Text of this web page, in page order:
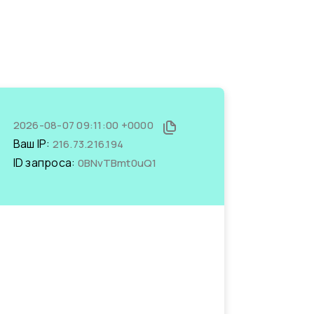
2026-08-07 09:11:00 +0000
Ваш IP: 216.73.216.194
ID запроса: 0BNvTBmt0uQ1